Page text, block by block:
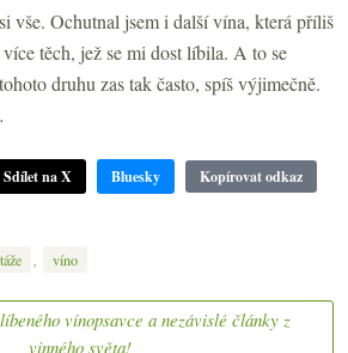
vše. Ochutnal jsem i další vína, která příliš
těch, jež se mi dost líbila. A to se
druhu zas tak často, spíš výjimečně.
Sdílet na X Bluesky Kopírovat odkaz
, víno
vínopsavce a nezávislé články z
vinného světa!